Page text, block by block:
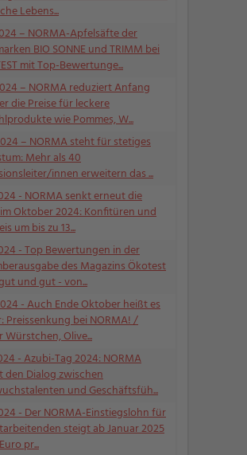
Lebens...
– NORMA-Apfelsäfte der
BIO SONNE und TRIMM bei
mit Top-Bewertunge...
– NORMA reduziert Anfang
die Preise für leckere
wie Pommes, W...
– NORMA steht für stetiges
Mehr als 40
innen erweitern das ...
- NORMA senkt erneut die
Oktober 2024: Konfitüren und
um bis zu 13...
- Top Bewertungen in der
des Magazins Ökotest
und gut - von...
- Auch Ende Oktober heißt es
Preissenkung bei NORMA! /
Würstchen, Olive...
- Azubi-Tag 2024: NORMA
Dialog zwischen
und Geschäftsfüh...
- Der NORMA-Einstiegslohn für
steigt ab Januar 2025
pr...